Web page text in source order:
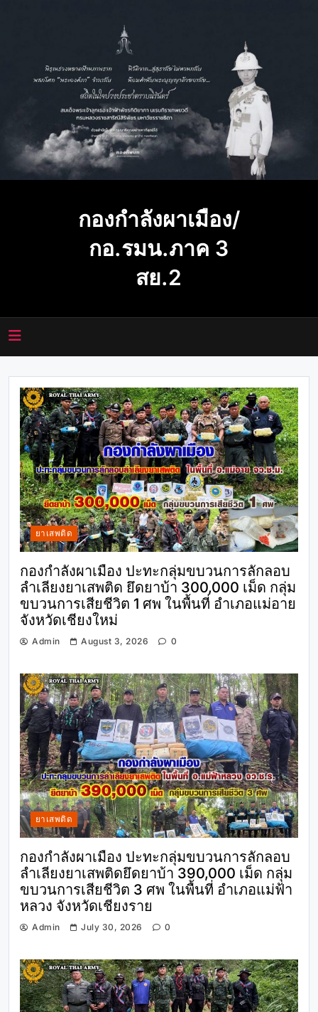
กองกำลังผาเมือง/
กอ.รมน.ภาค 3
สย.2
ยาเสพติด
กองกำลังผาเมือง ปะทะกลุ่มขบวนการลักลอบ
ลำเลียงยาเสพติด ยึดยาบ้า 300,000 เม็ด กลุ่ม
ขบวนการเสียชีวิต 1 ศพ ในพื้นที่ อำเภอแม่อาย
จังหวัดเชียงใหม่
Admin August 3, 2026 0
ยาเสพติด
กองกำลังผาเมือง ปะทะกลุ่มขบวนการลักลอบ
ลำเลียงยาเสพติดยึดยาบ้า 390,000 เม็ด กลุ่ม
ขบวนการเสียชีวิต 3 ศพ ในพื้นที่ อำเภอแม่ฟ้า
หลวง จังหวัดเชียงราย
Admin July 30, 2026 0